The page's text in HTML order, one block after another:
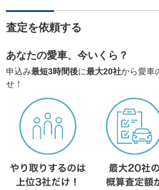
査定を依頼する
あなたの愛車、今いくら？
申込み最短3時間後に最大20社から愛車
せ！